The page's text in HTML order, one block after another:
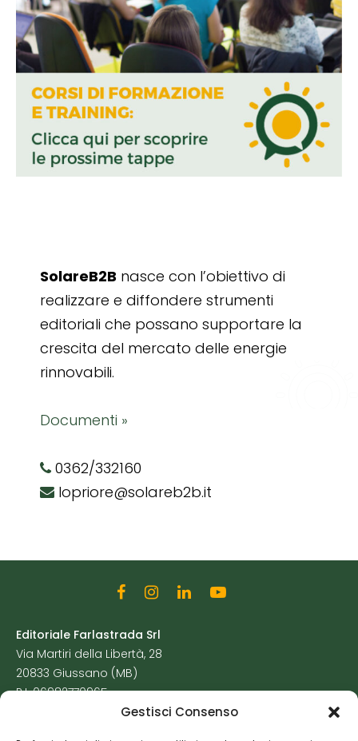
Gestisci Consenso
SolareB2B nasce con l’obiettivo di
realizzare e diffondere strumenti
editoriali che possano supportare la
crescita del mercato delle energie
rinnovabili.
Documenti »
0362/332160
lopriore@solareb2b.it
Editoriale Farlastrada Srl
Via Martiri della Libertà, 28
20833 Giussano (MB)
P.I. 06982770965